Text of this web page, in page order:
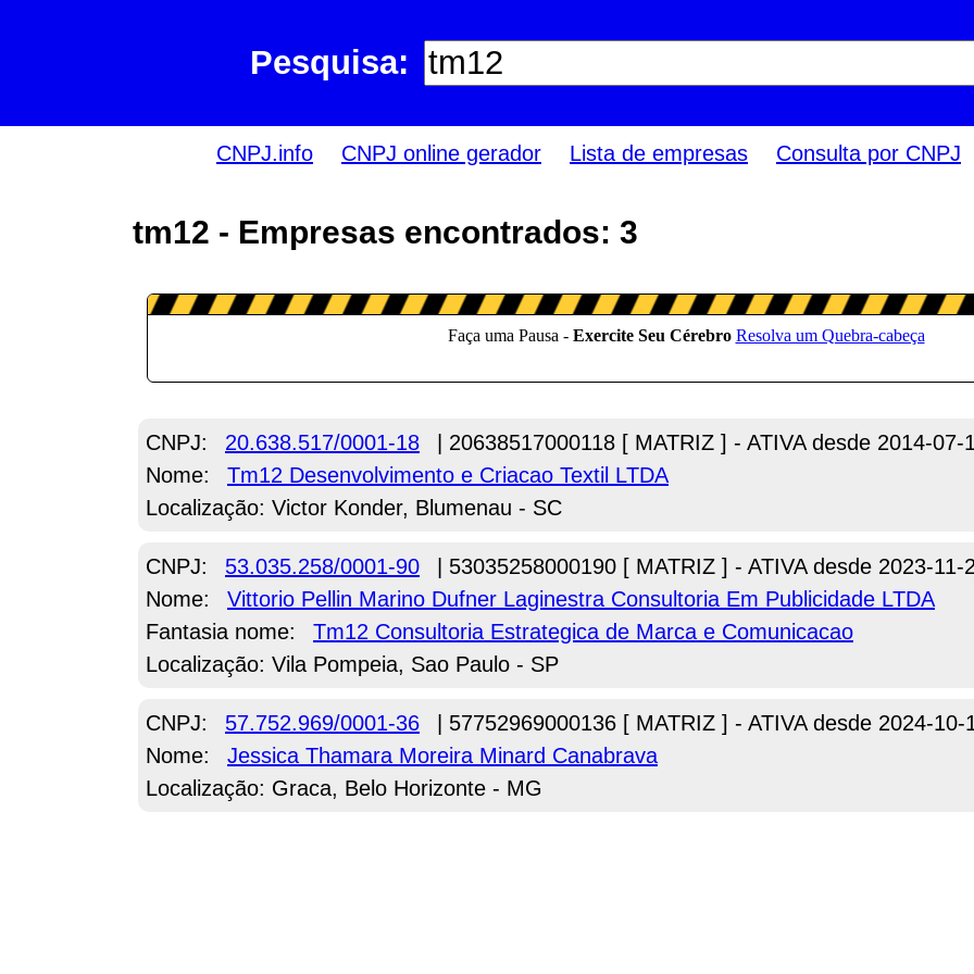
Pesquisa:
CNPJ.info CNPJ online gerador Lista de empresas Consulta por CNPJ
tm12 - Empresas encontrados: 3
CNPJ: 20.638.517/0001-18
| 20638517000118 [ MATRIZ ] - ATIVA desde 2014-07-
Nome:
Tm12 Desenvolvimento e Criacao Textil LTDA
Localização: Victor Konder, Blumenau - SC
CNPJ: 53.035.258/0001-90
| 53035258000190 [ MATRIZ ] - ATIVA desde 2023-11-
Nome:
Vittorio Pellin Marino Dufner Laginestra Consultoria Em Publicidade LTDA
Fantasia nome:
Tm12 Consultoria Estrategica de Marca e Comunicacao
Localização: Vila Pompeia, Sao Paulo - SP
CNPJ: 57.752.969/0001-36
| 57752969000136 [ MATRIZ ] - ATIVA desde 2024-10-
Nome:
Jessica Thamara Moreira Minard Canabrava
Localização: Graca, Belo Horizonte - MG